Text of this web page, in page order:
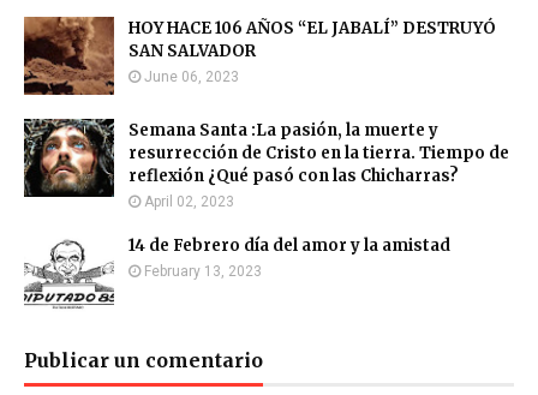
HOY HACE 106 AÑOS “EL JABALÍ” DESTRUYÓ
SAN SALVADOR
June 06, 2023
Semana Santa :La pasión, la muerte y
resurrección de Cristo en la tierra. Tiempo de
reflexión ¿Qué pasó con las Chicharras?
April 02, 2023
14 de Febrero día del amor y la amistad
February 13, 2023
Publicar un comentario